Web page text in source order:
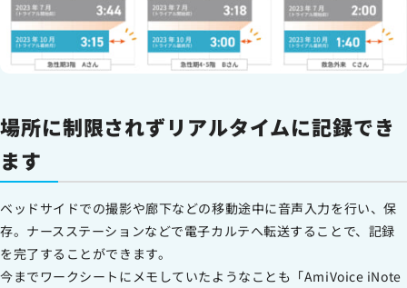
場所に制限されずリアルタイムに記録でき
ます
ベッドサイドでの撮影や廊下などの移動途中に音声入力を行い、保
存。ナースステーションなどで電子カルテへ転送することで、記録
を完了することができます。
今までワークシートにメモしていたようなことも「AmiVoice iNote